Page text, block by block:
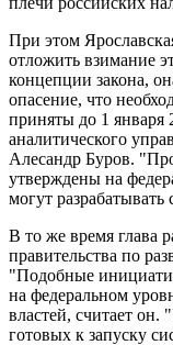
При этом
отложить взимание
концепции закона,
опасение, что
приняты до 1 января
аналитического
Алесандр Буров.
утверждены на
могут разрабатывать
В то же время глава
правительства по
"Подобные
на федеральном
властей, считает он.
готовых к запуску